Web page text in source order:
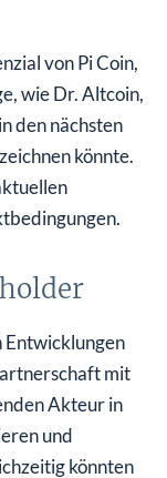
von Pi Coin,
wie Dr. Altcoin,
den nächsten
könnte.
Entwicklungen
mit
Akteur in
und
könnten